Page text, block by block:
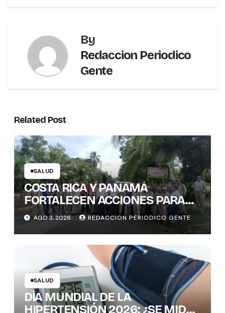
By
Redaccion Periodico
Gente
Related Post
SALUD
COSTA RICA Y PANAMÁ
FORTALECEN ACCIONES PARA
PREVENIR ENFERMEDADES
TRANSMITIDAS POR
MOSQUITOS: 1.300 VIVIENDAS
FUMIGADAS EN LA ZONA
FRONTERIZA
AGO 3, 2026 REDACCION PERIODICO GENTE
SALUD
DÍA MUNDIAL DE LA
HIPERTENSIÓN 2026: ¿SE MIDE